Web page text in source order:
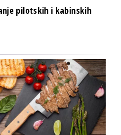
pilotskih i kabinskih